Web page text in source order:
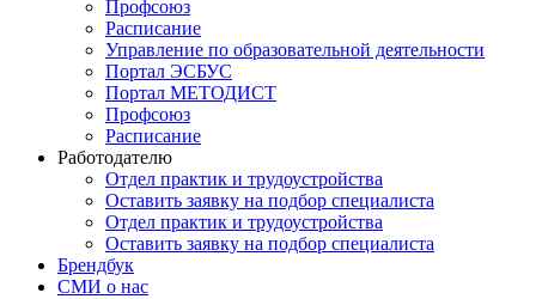
Профсоюз
Расписание
Управление по образовательной деятельности
Портал ЭСБУС
Портал МЕТОДИСТ
Профсоюз
Расписание
Работодателю
Отдел практик и трудоустройства
Оставить заявку на подбор специалиста
Отдел практик и трудоустройства
Оставить заявку на подбор специалиста
Брендбук
СМИ о нас